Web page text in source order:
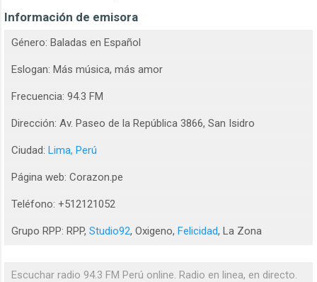
Información de emisora
Género: Baladas en Español
Eslogan: Más música, más amor
Frecuencia: 94.3 FM
Dirección: Av. Paseo de la República 3866, San Isidro
Ciudad: Lima, Perú
Página web: Corazon.pe
Teléfono: +512121052
Grupo RPP: RPP, Studio92, Oxigeno, Felicidad, La Zona
Escuchar radio 94.3 FM Perú online. Radio en linea, en directo.